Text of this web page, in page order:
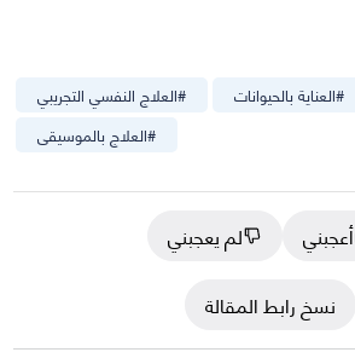
#العلاج النفسي التجريبي #العناية بالحيوانات
#العلاج بالموسيقى
أعجبني
لم يعجبني
نسخ رابط المقالة